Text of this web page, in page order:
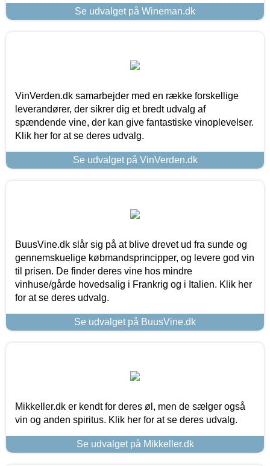
Se udvalget på Wineman.dk
VinVerden.dk samarbejder med en række forskellige
leverandører, der sikrer dig et bredt udvalg af
spændende vine, der kan give fantastiske vinoplevelser.
Klik her for at se deres udvalg.
Se udvalget på VinVerden.dk
BuusVine.dk slår sig på at blive drevet ud fra sunde og
gennemskuelige købmandsprincipper, og levere god vin
til prisen. De finder deres vine hos mindre
vinhuse/gårde hovedsalig i Frankrig og i Italien. Klik her
for at se deres udvalg.
Se udvalget på BuusVine.dk
Mikkeller.dk er kendt for deres øl, men de sælger også
vin og anden spiritus. Klik her for at se deres udvalg.
Se udvalget på Mikkeller.dk